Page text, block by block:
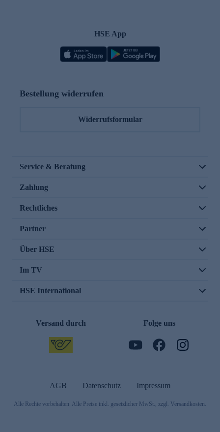
HSE App
Bestellung widerrufen
Widerrufsformular
Service & Beratung
Zahlung
Rechtliches
Partner
Über HSE
Im TV
HSE International
Versand durch Folge uns
AGB Datenschutz Impressum
Alle Rechte vorbehalten. Alle Preise inkl. gesetzlicher MwSt., zzgl. Versandkosten.